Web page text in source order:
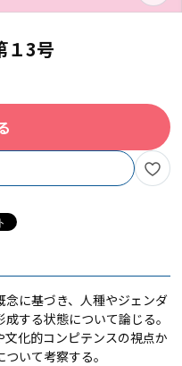
１3号
に基づき、人種やジェンダ
する状態について論じる。
化的コンピテンスの視点か
いて考察する。